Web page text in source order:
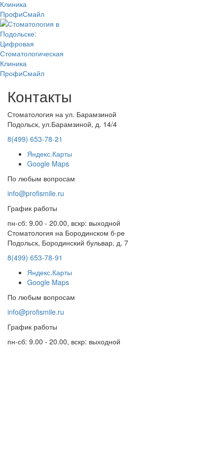
Контакты
Стоматология на ул. Барамзиной
Подольск, ул.Барамзиной, д. 14/4
8(499) 653-78-21
Яндекс.Карты
Google Maps
По любым вопросам
info@profismile.ru
График работы
пн-сб: 9.00 - 20.00, вскр: выходной
Стоматология на Бородинском б-ре
Подольск, Бородинский бульвар, д. 7
8(499) 653-78-91
Яндекс.Карты
Google Maps
По любым вопросам
info@profismile.ru
График работы
пн-сб: 9.00 - 20.00, вскр: выходной